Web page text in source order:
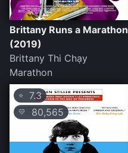
Brittany Runs a Marathon
(2019)
Brittany Thi Chạy
Marathon
⭐ 7.3
💛 80,565